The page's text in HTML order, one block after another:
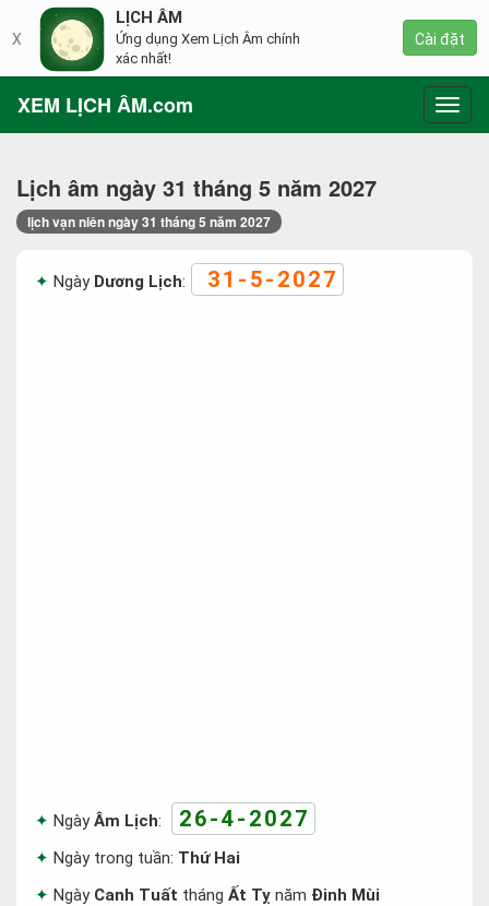
XEM LỊCH ÂM.com
Lịch âm ngày 31 tháng 5 năm 2027
lịch vạn niên ngày 31 tháng 5 năm 2027
Ngày Dương Lịch: 31-5-2027
NgàyÂm Lịch: 26-4-2027
Ngày trong tuần: Thứ Hai
Ngày Canh Tuất tháng Ất Tỵ năm Đinh Mùi
X
LỊCH ÂM
Ứng dụng Xem Lịch Âm chính
xác nhất!
Cài đặt